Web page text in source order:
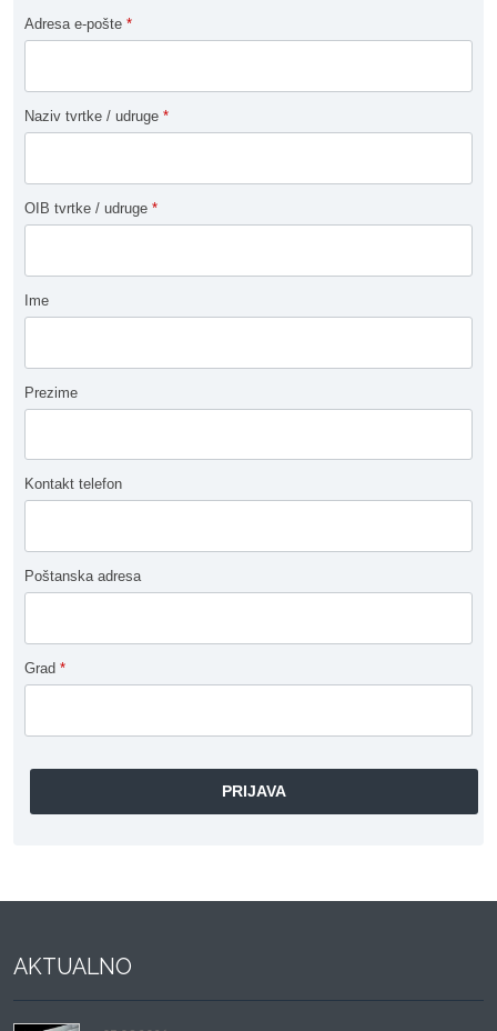
Adresa e-pošte *
Naziv tvrtke / udruge *
OIB tvrtke / udruge *
Ime
Prezime
Kontakt telefon
Poštanska adresa
Grad *
AKTUALNO